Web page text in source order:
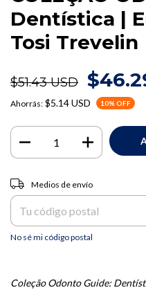
Dentística |
Tosi Trevelin
$51.43 USD
Ahorrás: $5.14 USD 10% OFF
Entregas para el CP:
Medios de envío
No sé mi código postal
Coleção Odonto Guide: